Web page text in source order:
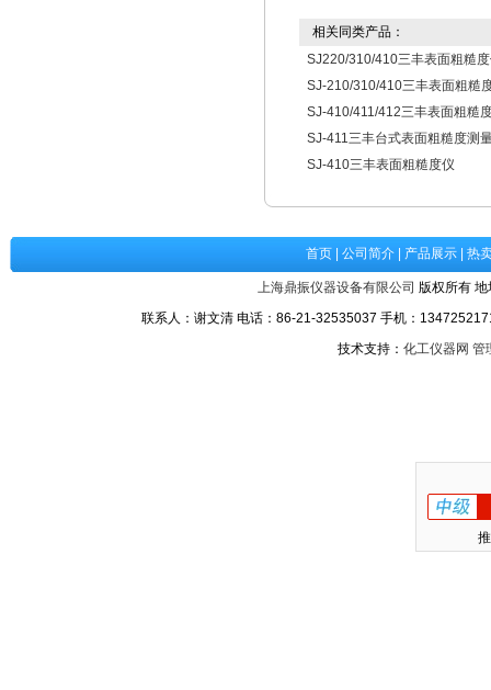
相关同类产品：
SJ220/310/410三丰表面粗糙
SJ-210/310/410三丰表面粗糙
SJ-410/411/412三丰表面粗糙
SJ-411三丰台式表面粗糙度测
SJ-410三丰表面粗糙度仪
首页| 公司简介| 产品展示| 热
上海鼎振仪器设备有限公司 版权所有
联系人：谢文清 电话：86-21-32535037 手机：
技术支持： 化工仪器网 管